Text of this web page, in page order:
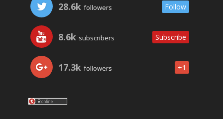
28.6k followers Follow
8.6k subscribers Subscribe
17.3k followers +1